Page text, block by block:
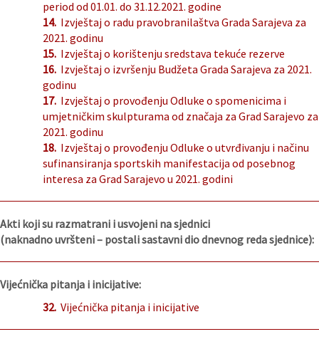
period od 01.01. do 31.12.2021. godine
14. Izvještaj o radu pravobranilaštva Grada Sarajeva za
2021. godinu
15. Izvještaj o korištenju sredstava tekuće rezerve
16. Izvještaj o izvršenju Budžeta Grada Sarajeva za 2021.
godinu
17. Izvještaj o provođenju Odluke o spomenicima i
umjetničkim skulpturama od značaja za Grad Sarajevo za
2021. godinu
18. Izvještaj o provođenju Odluke o utvrđivanju i načinu
sufinansiranja sportskih manifestacija od posebnog
interesa za Grad Sarajevo u 2021. godini
Akti koji su razmatrani i usvojeni na sjednici
(naknadno uvršteni – postali sastavni dio dnevnog reda sjednice):
Vijećnička pitanja i inicijative:
32. Vijećnička pitanja i inicijative